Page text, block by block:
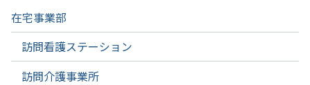
在宅事業部
訪問看護ステーション
訪問介護事業所